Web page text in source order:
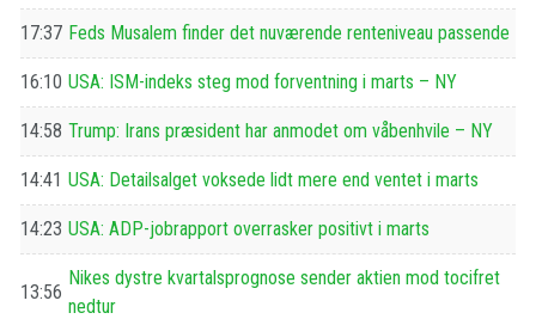
17:37 Feds Musalem finder det nuværende renteniveau passende
16:10 USA: ISM-indeks steg mod forventning i marts – NY
14:58 Trump: Irans præsident har anmodet om våbenhvile – NY
14:41 USA: Detailsalget voksede lidt mere end ventet i marts
14:23 USA: ADP-jobrapport overrasker positivt i marts
13:56
Nikes dystre kvartalsprognose sender aktien mod tocifret
nedtur